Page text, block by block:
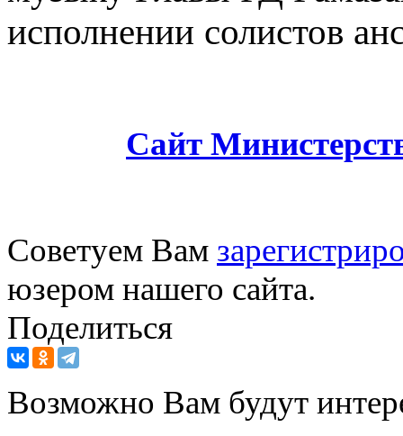
исполнении солистов
Сайт
Советуем Вам
юзером нашего сайта.
Поделиться
Возможно Вам будут